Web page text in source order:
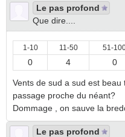
Le pas profond
Que dire....
1-10 11-50 51-
0 4 0
Vents de sud a sud est
passage proche du néant?
Dommage , on sauve la
Le pas profond